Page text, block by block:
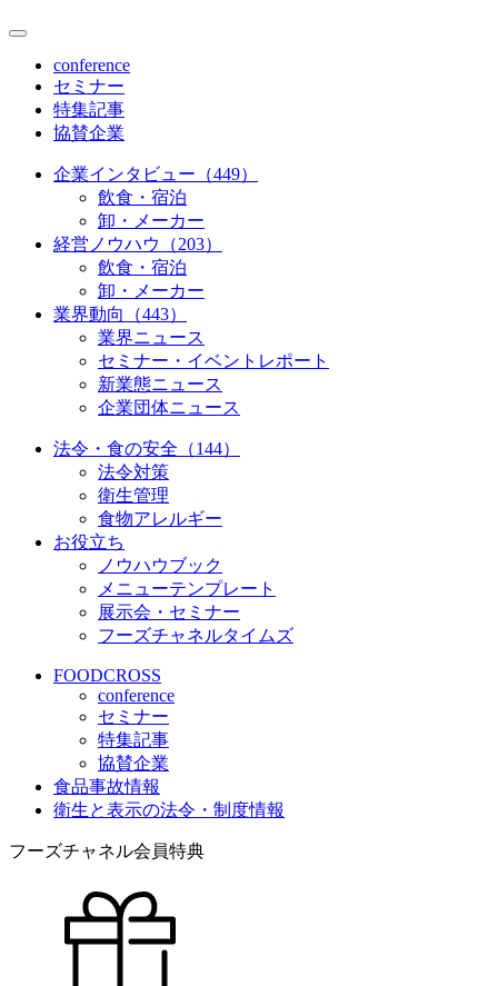
conference
セミナー
特集記事
協賛企業
企業インタビュー（449）
飲食・宿泊
卸・メーカー
経営ノウハウ（203）
飲食・宿泊
卸・メーカー
業界動向（443）
業界ニュース
セミナー・イベントレポート
新業態ニュース
企業団体ニュース
法令・食の安全（144）
法令対策
衛生管理
食物アレルギー
お役立ち
ノウハウブック
メニューテンプレート
展示会・セミナー
フーズチャネルタイムズ
FOODCROSS
conference
セミナー
特集記事
協賛企業
食品事故情報
衛生と表示の法令・制度情報
フーズチャネル会員特典